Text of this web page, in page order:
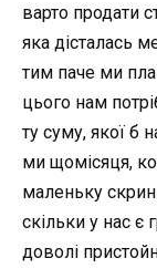
варто продати
яка дісталась
тим паче ми
цього нам
ту суму, якої б
ми щомісяця,
маленьку
скільки у нас є
доволі